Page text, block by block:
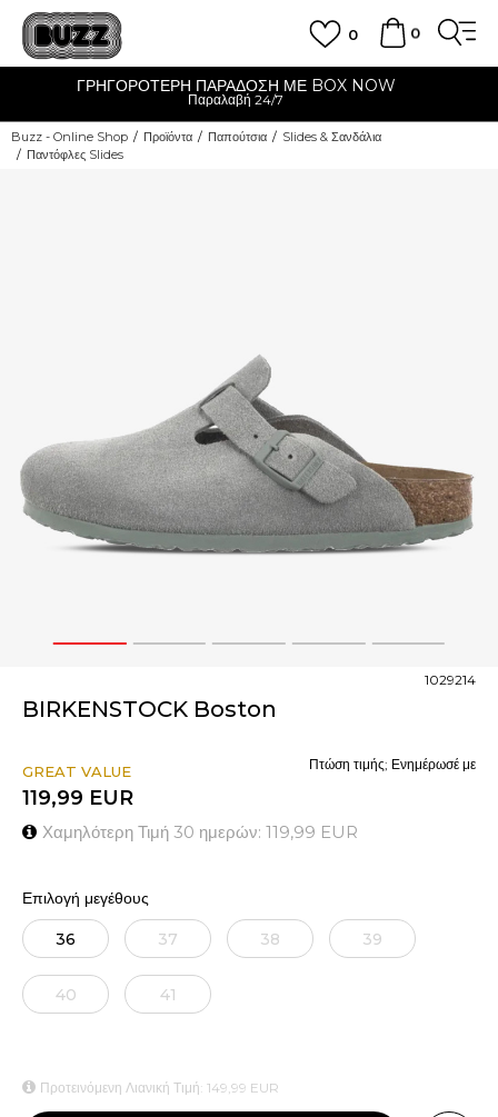
0
0
CLICK & COLLECT
Δωρεάν παραλαβή από κατάστημα
Buzz - Online Shop Προϊόντα Παπούτσια
Slides & Σανδάλια
Παντόφλες Slides
1 2 3 4 5
BIRKENSTOCK Boston
1029214
GREAT VALUE
119,99 EUR
Χαμηλότερη Τιμή 30 ημερών: 119,99 EUR
Πτώση τιμής; Ενημέρωσέ με
Επιλογή μεγέθους
36 37 38 39
40 41
Προτεινόμενη Λιανική Τιμή: 149,99 EUR